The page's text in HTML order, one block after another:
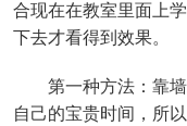
合现在在教室里面上
下去才看得到效果。
第一种方法：靠
自己的宝贵时间，所